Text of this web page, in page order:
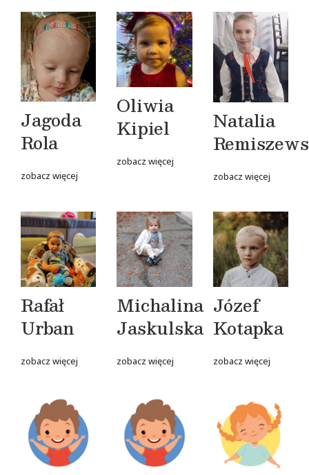
Jagoda
Rola
zobacz więcej
Oliwia
Kipiel
zobacz więcej
Natalia
zobacz więcej
Rafał
Urban
zobacz więcej
Michalina
Jaskulska
zobacz więcej
Józef
Kotapka
zobacz więcej